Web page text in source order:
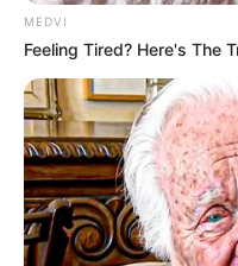
δίκης
και όχι η
Αξίζει να σημειωθεί
την υποχρεωτική
κατηγορουμένων
30 Οκτωβρίου.
MEDVI
Feeling Tired? Here's The